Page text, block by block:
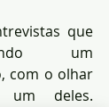
que
um
com o olhar
um deles.